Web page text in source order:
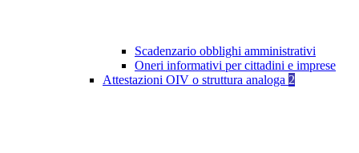
Scadenzario obblighi amministrativi
Oneri informativi per cittadini e imprese
Attestazioni OIV o struttura analoga 2